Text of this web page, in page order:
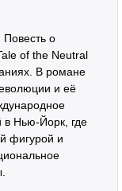
о
of the Neutral
В романе
и её
в Нью-Йорк, где
фигурой и